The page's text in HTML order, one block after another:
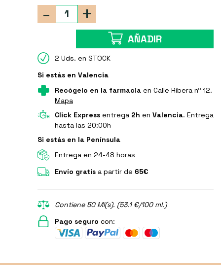
+
-
AÑADIR
2 Uds. en STOCK
Si estás en Valencia
Recógelo en la farmaciaen Calle Ribera nº 12.
Mapa
Click Expressentrega 2h en Valencia. Entrega
hasta las 20:00h
Si estás en la Península
Entrega en 24-48 horas
Envío gratisa partir de 65€
Contiene 50 Ml(s). (53.1 €/100 ml.)
Pago seguro con: